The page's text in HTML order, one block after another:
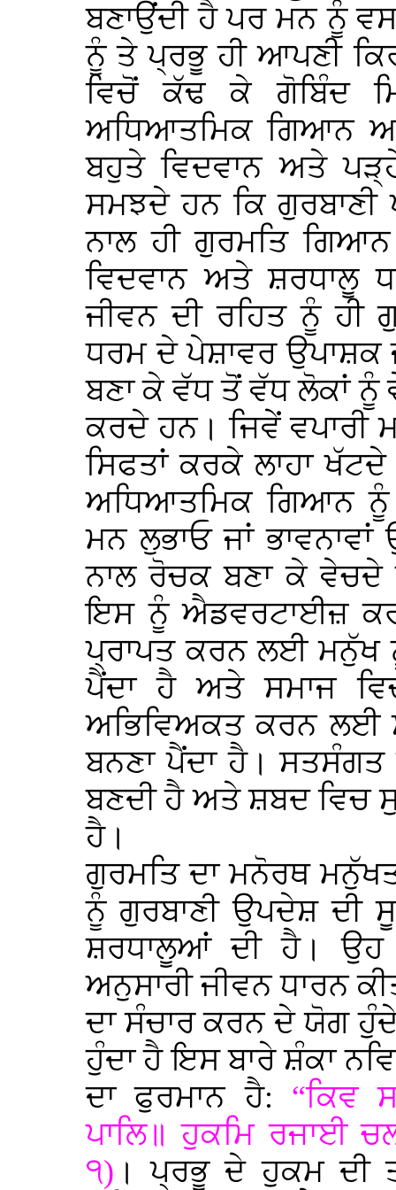
ਬਣਾਉਂਦੀ ਹੈ ਪਰ ਮਨ ਨੂੰ
ਨੂੰ ਤੇ ਪ੍ਰਭੂ ਹੀ ਆਪਣੀ
ਵਿਚੋਂ ਕੱਢ ਕੇ ਗੋਬਿੰਦ
ਅਧਿਆਤਮਿਕ ਗਿਆਨ
ਬਹੁਤੇ ਵਿਦਵਾਨ ਅਤੇ
ਸਮਝਦੇ ਹਨ ਕਿ
ਨਾਲ ਹੀ ਗੁਰਮਤਿ
ਵਿਦਵਾਨ ਅਤੇ ਸ਼ਰਧਾਲੂ
ਜੀਵਨ ਦੀ ਰਹਿਤ ਨੂੰ
ਧਰਮ ਦੇ ਪੇਸ਼ਾਵਰ ਉਪਾਸ਼ਕ
ਬਣਾ ਕੇ ਵੱਧ ਤੋਂ ਵੱਧ ਲੋਕਾਂ ਨੂੰ
ਕਰਦੇ ਹਨ। ਜਿਵੇਂ
ਸਿਫਤਾਂ ਕਰਕੇ ਲਾਹਾ
ਅਧਿਆਤਮਿਕ ਗਿਆਨ
ਮਨ ਲੁਭਾਓ ਜਾਂ
ਨਾਲ ਰੋਚਕ ਬਣਾ ਕੇ
ਇਸ ਨੂੰ ਐਡਵਰਟਾਈਜ਼
ਪ੍ਰਾਪਤ ਕਰਨ ਲਈ ਮਨੁੱਖ
ਪੈਂਦਾ ਹੈ ਅਤੇ ਸਮਾਜ
ਅਭਿਵਿਅਕਤ ਕਰਨ
ਬਨਣਾ ਪੈਂਦਾ ਹੈ।
ਬਣਦੀ ਹੈ ਅਤੇ ਸ਼ਬਦ ਵਿਚ
ਹੈ।
ਗੁਰਮਤਿ ਦਾ ਮਨੋਰਥ
ਨੂੰ ਗੁਰਬਾਣੀ ਉਪਦੇਸ਼ ਦੀ
ਸ਼ਰਧਾਲੂਆਂ ਦੀ ਹੈ। ਉਹ
ਅਨੁਸਾਰੀ ਜੀਵਨ ਧਾਰਨ
ਦਾ ਸੰਚਾਰ ਕਰਨ ਦੇ ਯੋਗ
ਹੁੰਦਾ ਹੈ ਇਸ ਬਾਰੇ ਸ਼ੰਕਾ
ਦਾ ਫੁਰਮਾਨ ਹੈ: “ਕਿਵ
ਪਾਲਿ॥ ਹੁਕਮਿ ਰਜਾਈ
੧) । ਪ੍ਰਭੂ ਦੇ ਹੁਕਮ ਦੀ